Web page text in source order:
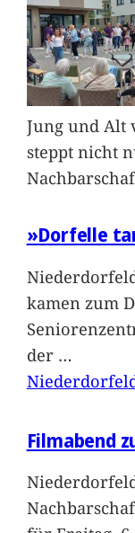
Jung und Alt
steppt nicht
»Dorfelle
kamen zum
der …
Filmabend